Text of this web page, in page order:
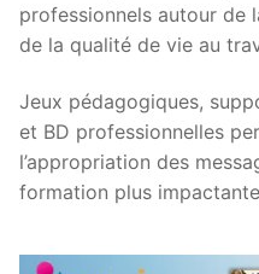
professionnels autour de
de la qualité de vie au
Jeux pédagogiques,
et BD professionnelles
l’appropriation des
formation plus